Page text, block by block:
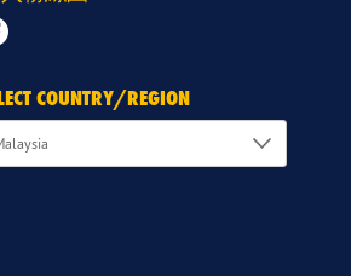
COUNTRY/REGION